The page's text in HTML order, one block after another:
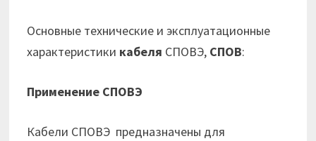
Основные технические и эксплуатационные
характеристики кабеля СПОВЭ, СПОВ:
Применение СПОВЭ
Кабели СПОВЭ предназначены для